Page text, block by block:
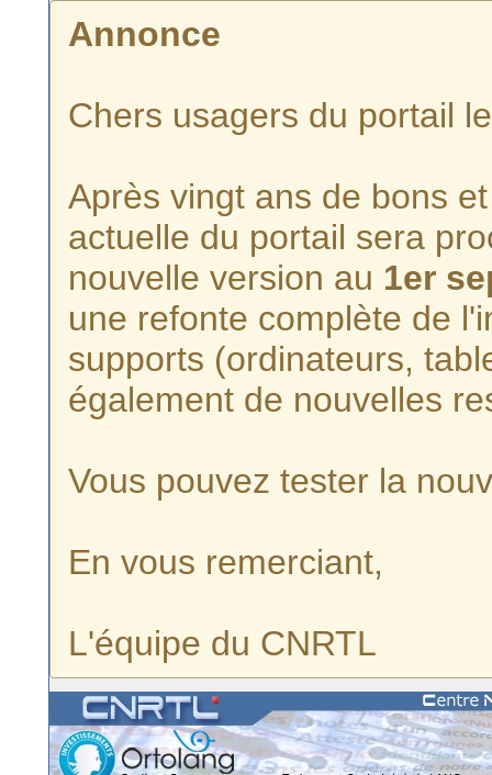
Annonce
Chers usagers du portail
Après vingt ans de bons
actuelle du portail sera
nouvelle version au 1er
une refonte complète de
supports (ordinateurs,
également de nouvelles
Vous pouvez tester la
En vous remerciant,
L'équipe du CNRTL